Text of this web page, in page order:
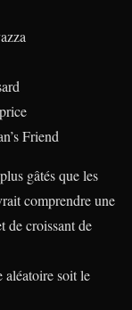
Friend
gâtés que les
comprendre une
de croissant de
aléatoire soit le